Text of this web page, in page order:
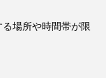
場所や時間帯が限